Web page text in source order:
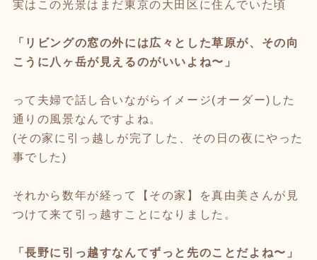
実はこの光景はまだ東京の大田区に住んでいた頃
「リビングの窓の外には広々とした草原が、その向
こうに八ヶ岳が見えるのがいいよね〜」
って夫婦で話し合いながらイメージ(オーダー)した
通りの風景なんですよね。
(その家に引っ越しが完了した、その日の夜にやった
事でした)
それから数年が経って【その家】を真由美さんが見
つけて来て引っ越すことになりました。
「長野に引っ越すなんてずっと先のことだよね〜」